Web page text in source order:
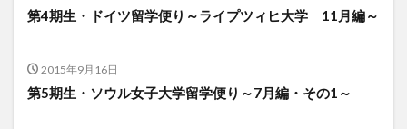
第4期生・ドイツ留学便り～ライプツィヒ大学 11月編～
2015年9月16日
第5期生・ソウル女子大学留学便り～7月編・その1～